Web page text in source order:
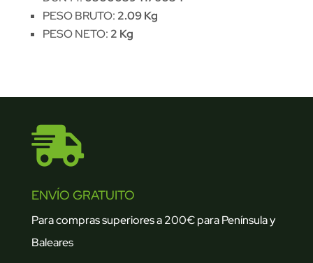
PESO BRUTO: 2.09 Kg
PESO NETO: 2 Kg

ENVÍO GRATUITO
Para compras superiores a 200€ para Península y
Baleares